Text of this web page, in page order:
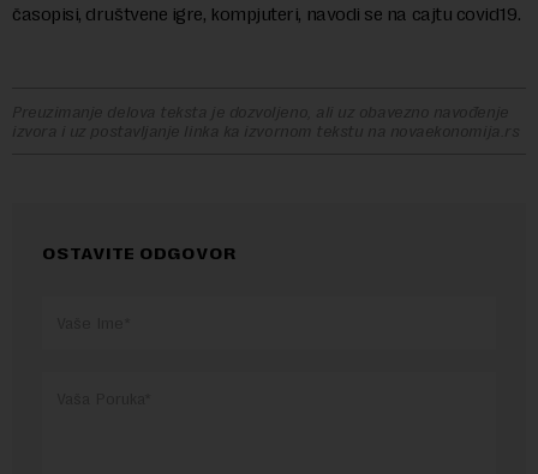
časopisi, društvene igre, kompjuteri, navodi se na cajtu covid19.
Preuzimanje delova teksta je dozvoljeno, ali uz obavezno navođenje
izvora i uz postavljanje linka ka izvornom tekstu na novaekonomija.rs
OSTAVITE ODGOVOR